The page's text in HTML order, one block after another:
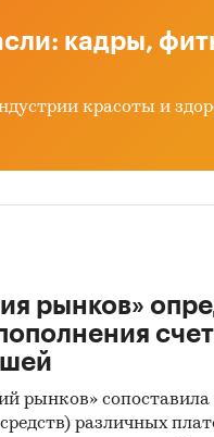
кадры,
красоты и
рынков»
рынков» сопоставила
различных